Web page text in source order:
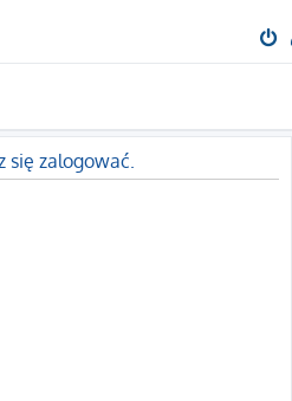
się zalogować.